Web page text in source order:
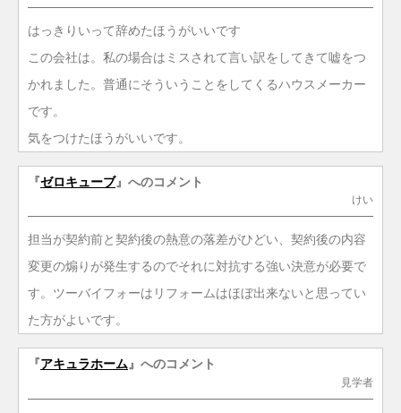
はっきりいって辞めたほうがいいです
この会社は。私の場合はミスされて言い訳をしてきて嘘をつ
かれました。普通にそういうことをしてくるハウスメーカー
です。
気をつけたほうがいいです。
『ゼロキューブ』へのコメント
けい
担当が契約前と契約後の熱意の落差がひどい、契約後の内容
変更の煽りが発生するのでそれに対抗する強い決意が必要で
す。ツーバイフォーはリフォームはほぼ出来ないと思ってい
た方がよいです。
『アキュラホーム』へのコメント
見学者